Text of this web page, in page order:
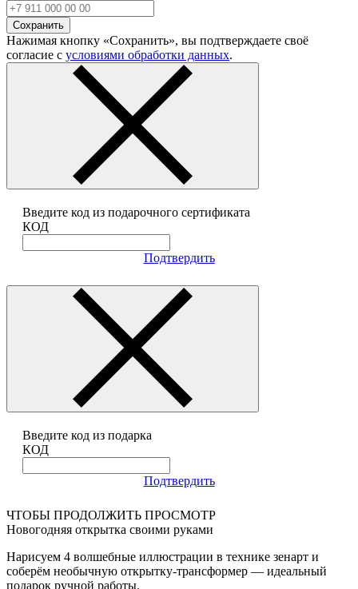
Сохранить
Нажимая кнопку «Сохранить», вы подтверждаете своё
согласие с условиями обработки данных.
Введите код из подарочного сертификата
КОД
Подтвердить
Введите код из подарка
КОД
Подтвердить
ЧТОБЫ ПРОДОЛЖИТЬ ПРОСМОТР
Новогодняя открытка своими руками
Нарисуем 4 волшебные иллюстрации в технике зенарт и
соберём необычную открытку-трансформер — идеальный
подарок ручной работы.